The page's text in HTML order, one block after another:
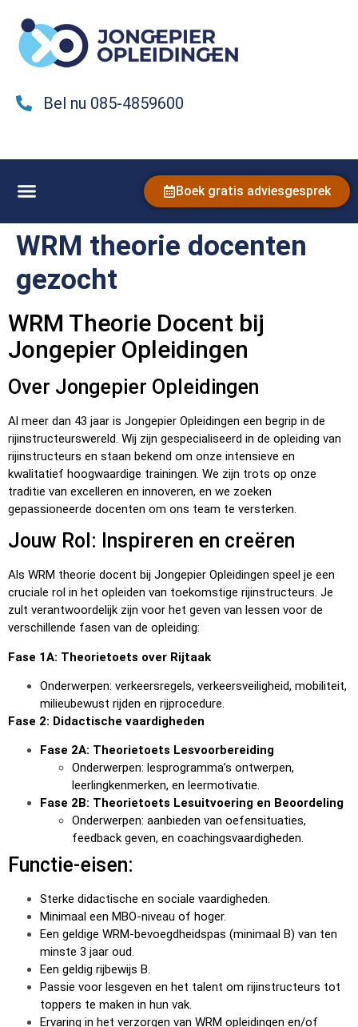
Bel nu 085-4859600
Boek gratis adviesgesprek
WRM theorie docenten
gezocht
WRM Theorie Docent bij
Jongepier Opleidingen
Over Jongepier Opleidingen
Al meer dan 43 jaar is Jongepier Opleidingen een begrip in de
rijinstructeurswereld. Wij zijn gespecialiseerd in de opleiding van
rijinstructeurs en staan bekend om onze intensieve en
kwalitatief hoogwaardige trainingen. We zijn trots op onze
traditie van excelleren en innoveren, en we zoeken
gepassioneerde docenten om ons team te versterken.
Jouw Rol: Inspireren en creëren
Als WRM theorie docent bij Jongepier Opleidingen speel je een
cruciale rol in het opleiden van toekomstige rijinstructeurs. Je
zult verantwoordelijk zijn voor het geven van lessen voor de
verschillende fasen van de opleiding:
Fase 1A: Theorietoets over Rijtaak
Onderwerpen: verkeersregels, verkeersveiligheid, mobiliteit,
milieubewust rijden en rijprocedure.
Fase 2: Didactische vaardigheden
Fase 2A: Theorietoets Lesvoorbereiding
Onderwerpen: lesprogramma’s ontwerpen,
leerlingkenmerken, en leermotivatie.
Fase 2B: Theorietoets Lesuitvoering en Beoordeling
Onderwerpen: aanbieden van oefensituaties,
feedback geven, en coachingsvaardigheden.
Functie-eisen:
Sterke didactische en sociale vaardigheden.
Minimaal een MBO-niveau of hoger.
Een geldige WRM-bevoegdheidspas (minimaal B) van ten
minste 3 jaar oud.
Een geldig rijbewijs B.
Passie voor lesgeven en het talent om rijinstructeurs tot
toppers te maken in hun vak.
Ervaring in het verzorgen van WRM opleidingen en/of